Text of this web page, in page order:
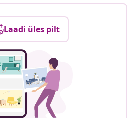
Laadi üles pilt